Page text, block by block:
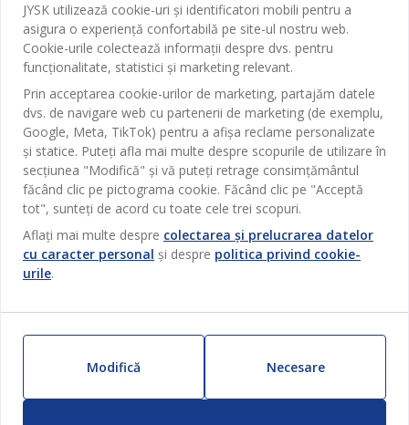
Birou
Sufragerie
Bucătărie
Depozitare
Perdele
Grădină
Pentru casă
Outlet
Produse noi
ZILNIC PREȚ MIC
Contact Relații Clienți
Magazine și program
Broșură
Termeni si conditii vânzări online
Garantia prețului
Garanția Produselor
Politica de confidentialitate
Card cadou
Reclamații
JYSK
Despre JYSK
JYSK.com
Presă
Locuri de muncă
Newsletter
Inspirație
SEDIU CENTRAL
TAROL-DD S.R.L. str. Jubiliara, 41A mun. Chișinău, Republica
Moldova
JYSK BUSINESS TO BUSINESS
Vânzări și relații clienți persoane juridice
Telefon: 060 531 531
E-mail: jysk@jysk.md
JYSK RELAȚII CLIENȚI
Contact Relații Clienți
Telefon: 022 022 030
E-mail: support@jysk.md
Urmărește Jysk
JYSK utilizează cookie-uri și identificatori mobili pentru a
asigura o experiență confortabilă pe site-ul nostru web.
Cookie-urile colectează informații despre dvs. pentru
funcționalitate, statistici și marketing relevant.
Prin acceptarea cookie-urilor de marketing, partajăm datele
dvs. de navigare web cu partenerii de marketing (de exemplu,
Google, Meta, TikTok) pentru a afișa reclame personalizate
și statice. Puteți afla mai multe despre scopurile de utilizare în
secțiunea "Modifică" și vă puteți retrage consimțământul
făcând clic pe pictograma cookie. Făcând clic pe "Acceptă
tot", sunteți de acord cu toate cele trei scopuri.
Aflați mai multe despre colectarea și prelucrarea datelor
cu caracter personal și despre politica privind cookie-
urile.
Modifică Necesare